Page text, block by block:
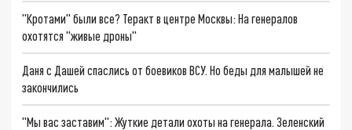
"Кротами" были все? Теракт в центре Москвы: На генералов
охотятся "живые дроны"
Даня с Дашей спаслись от боевиков ВСУ. Но беды для малышей не
закончились
"Мы вас заставим": Жуткие детали охоты на генерала. Зеленский